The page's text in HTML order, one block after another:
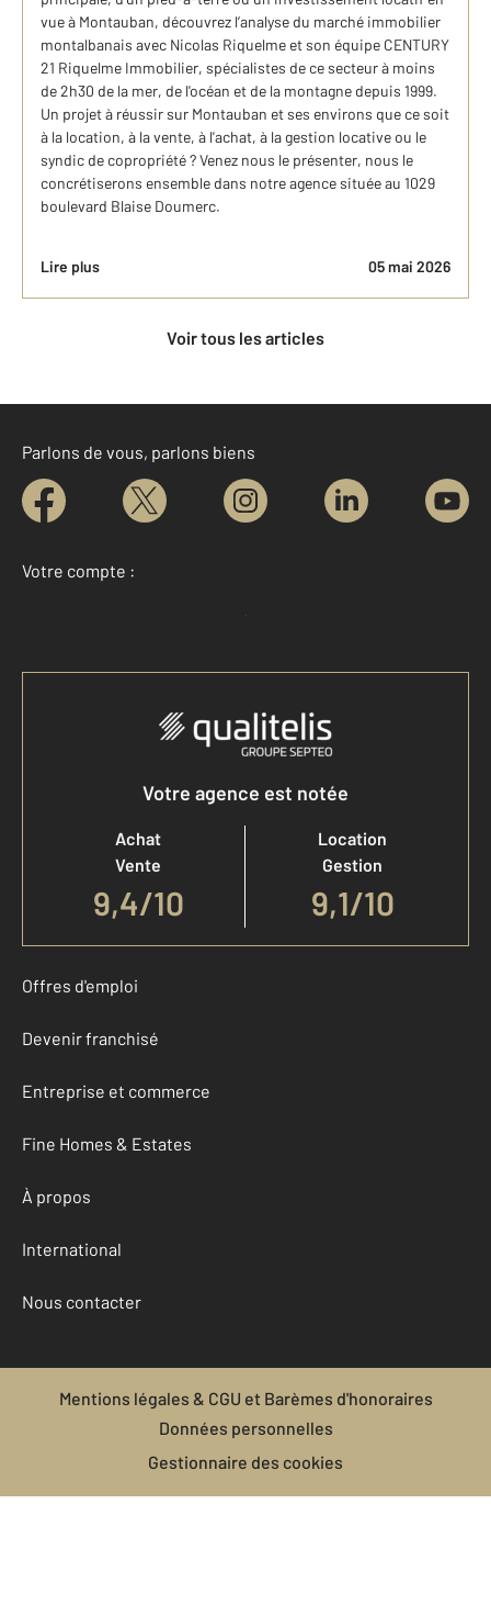
vue à Montauban, découvrez l’analyse du marché immobilier
montalbanais avec Nicolas Riquelme et son équipe CENTURY
21 Riquelme Immobilier, spécialistes de ce secteur à moins
de 2h30 de la mer, de l'océan et de la montagne depuis 1999.
Un projet à réussir sur Montauban et ses environs que ce soit
à la location, à la vente, à l'achat, à la gestion locative ou le
syndic de copropriété ? Venez nous le présenter, nous le
concrétiserons ensemble dans notre agence située au 1029
boulevard Blaise Doumerc.
Lire plus 05 mai 2026
Voir tous les articles
Parlons de vous, parlons biens
Votre compte :
Accéder à mon compte
Votre agence est notée
Achat
Vente
9,4/10
Location
Gestion
9,1/10
Offres d'emploi
Devenir franchisé
Entreprise et commerce
Fine Homes & Estates
À propos
International
Nous contacter
Mentions légales & CGU et Barèmes d'honoraires
Données personnelles
Gestionnaire des cookies